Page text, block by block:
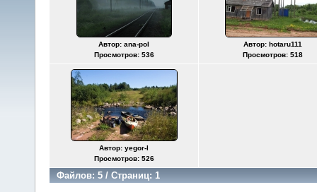
Автор: ana-pol
Просмотров: 536
Автор: hotaru111
Просмотров: 518
Автор: yegor-l
Просмотров: 526
Файлов: 5 / Страниц: 1